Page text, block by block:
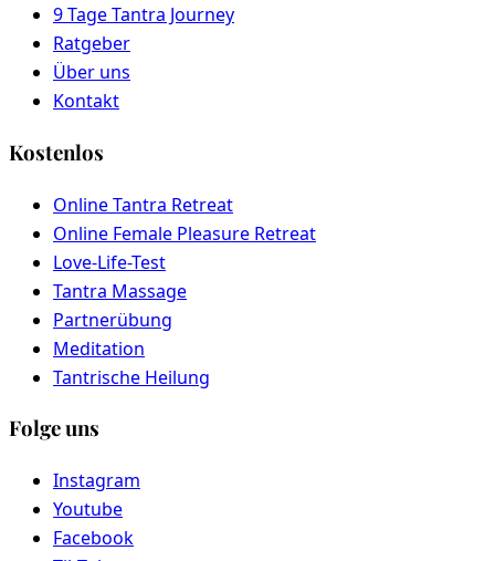
9 Tage Tantra Journey
Ratgeber
Über uns
Kontakt
Kostenlos
Online Tantra Retreat
Online Female Pleasure Retreat
Love-Life-Test
Tantra Massage
Partnerübung
Meditation
Tantrische Heilung
Folge uns
Instagram
Youtube
Facebook